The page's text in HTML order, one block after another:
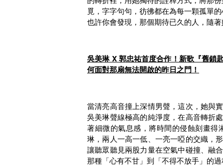
覓，字字句句，彷彿都在為每一顆孤單
也許你會發現，那個期待已久的人，隨
吳美琳 X 郭忠祐首度合作！新歌『舊鎖
何面對那扇無法開啟的昨日之門！
當清亮高音撞上深情男聲，這次，她與
吳美琳聲線極高的純淨度，在高音轉折
著細微的氣息感，將時間的侵蝕刻畫
琳，兩人一高一低、一亮一啞的交織，
讓聽眾聽見兩股力量在空氣中碰撞、融
那種「心有不甘」到「不得不放手」的